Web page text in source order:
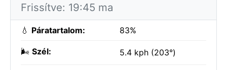
Frissítve: 19:45 ma
💧 Páratartalom: 83%
🌬️ Szél: 5.4 kph (203°)